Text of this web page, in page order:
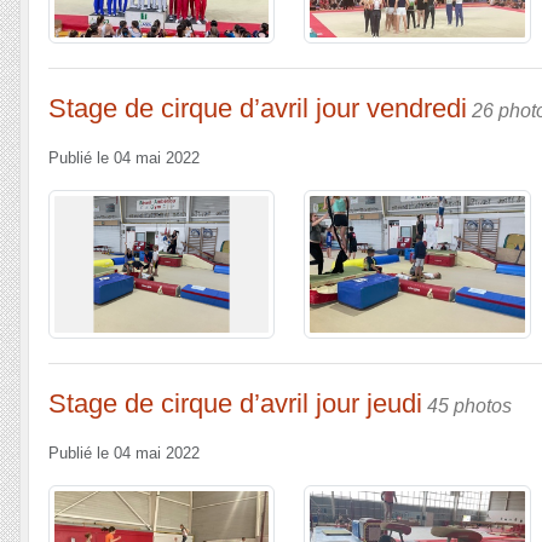
Stage de cirque d’avril jour vendredi 26
Publié le 04 mai 2022
Stage de cirque d’avril jour jeudi 45 photos
Publié le 04 mai 2022